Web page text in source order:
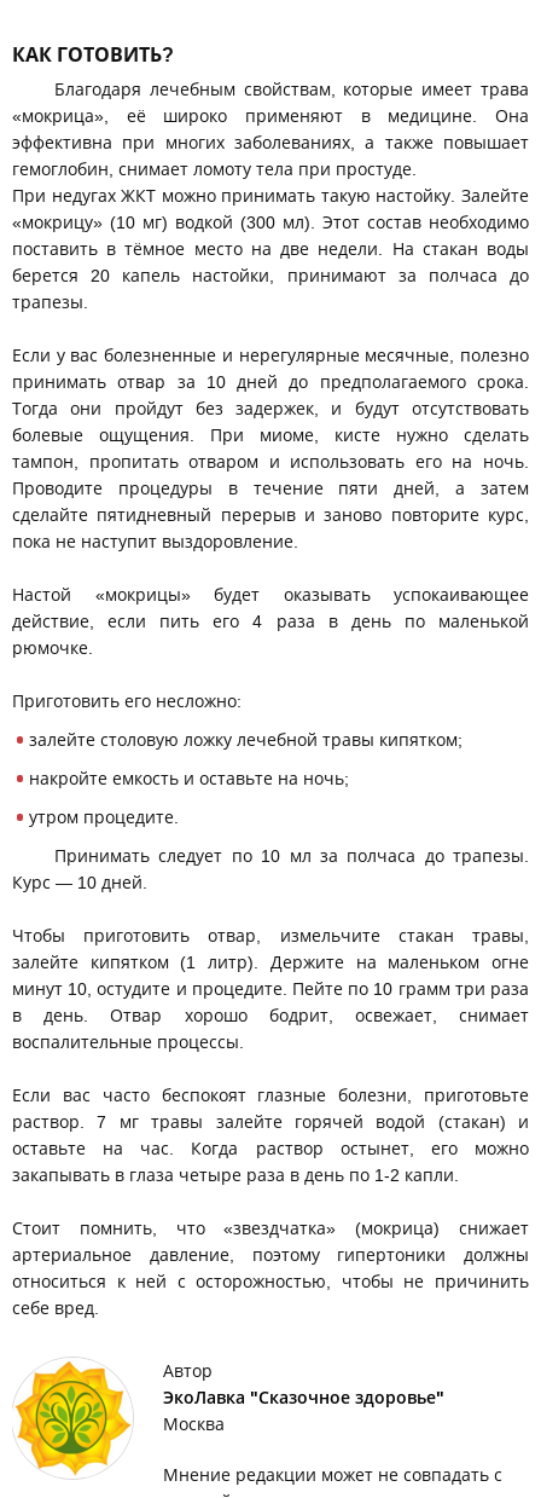
КАК ГОТОВИТЬ?
Благодаря лечебным свойствам, которые имеет трава
«мокрица», её широко применяют в медицине. Она
эффективна при многих заболеваниях, а также повышает
гемоглобин, снимает ломоту тела при простуде.
При недугах ЖКТ можно принимать такую настойку. Залейте
«мокрицу» (10 мг) водкой (300 мл). Этот состав необходимо
поставить в тёмное место на две недели. На стакан воды
берется 20 капель настойки, принимают за полчаса до
трапезы.
Если у вас болезненные и нерегулярные месячные, полезно
принимать отвар за 10 дней до предполагаемого срока.
Тогда они пройдут без задержек, и будут отсутствовать
болевые ощущения. При миоме, кисте нужно сделать
тампон, пропитать отваром и использовать его на ночь.
Проводите процедуры в течение пяти дней, а затем
сделайте пятидневный перерыв и заново повторите курс,
пока не наступит выздоровление.
Настой «мокрицы» будет оказывать успокаивающее
действие, если пить его 4 раза в день по маленькой
рюмочке.
Приготовить его несложно:
залейте столовую ложку лечебной травы кипятком;
накройте емкость и оставьте на ночь;
утром процедите.
Принимать следует по 10 мл за полчаса до трапезы.
Курс — 10 дней.
Чтобы приготовить отвар, измельчите стакан травы,
залейте кипятком (1 литр). Держите на маленьком огне
минут 10, остудите и процедите. Пейте по 10 грамм три раза
в день. Отвар хорошо бодрит, освежает, снимает
воспалительные процессы.
Если вас часто беспокоят глазные болезни, приготовьте
раствор. 7 мг травы залейте горячей водой (стакан) и
оставьте на час. Когда раствор остынет, его можно
закапывать в глаза четыре раза в день по 1-2 капли.
Стоит помнить, что «звездчатка» (мокрица) снижает
артериальное давление, поэтому гипертоники должны
относиться к ней с осторожностью, чтобы не причинить
себе вред.
Автор
ЭкоЛавка "Сказочное здоровье"
Москва
Мнение редакции может не совпадать с